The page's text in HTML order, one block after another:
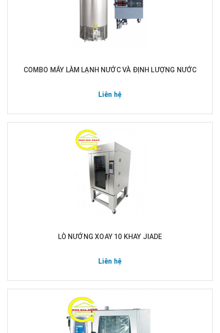
COMBO MÁY LÀM LẠNH NƯỚC VÀ ĐỊNH LƯỢNG NƯỚC
Liên hệ
LÒ NƯỚNG XOAY 10 KHAY JIADE
Liên hệ